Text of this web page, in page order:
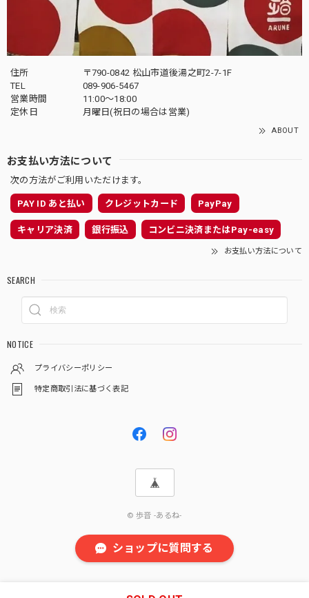
住所
〒790-0842 松山市道後湯之町2-7-1F
TEL
089-906-5467
営業時間
11:00〜18:00
定休日
月曜日(祝日の場合は営業)
ABOUT
お支払い方法について
次の方法がご利用いただけます。
PAY ID あと払い クレジットカード PayPay
キャリア決済 銀行振込 コンビニ決済またはPay-easy
お支払い方法について
SEARCH
NOTICE
プライバシーポリシー
特定商取引法に基づく表記
© 歩音 -あるね-
ショップに質問する